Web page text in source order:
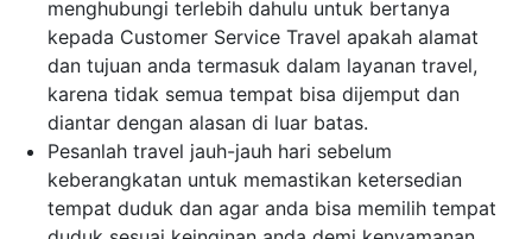
menghubungi terlebih dahulu untuk bertanya
kepada Customer Service Travel apakah alamat
dan tujuan anda termasuk dalam layanan travel,
karena tidak semua tempat bisa dijemput dan
diantar dengan alasan di luar batas.
Pesanlah travel jauh-jauh hari sebelum
keberangkatan untuk memastikan ketersedian
tempat duduk dan agar anda bisa memilih tempat